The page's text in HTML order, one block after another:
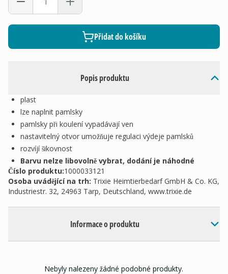
Popis produktu
plast
lze naplnit pamlsky
pamlsky při koulení vypadávají ven
nastavitelný otvor umožňuje regulaci výdeje pamlsků
rozvíjí šikovnost
Barvu nelze libovolně vybrat, dodání je náhodné
Číslo produktu:1000033121
Osoba uvádějící na trh: Trixie Heimtierbedarf GmbH & Co. KG,
Industriestr. 32, 24963 Tarp, Deutschland, www.trixie.de
Informace o produktu
Přidat do košíku
Nebyly nalezeny žádné podobné produkty.